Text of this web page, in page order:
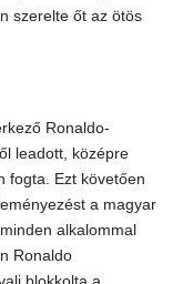
szerelte őt az ötös
Ronaldo-
leadott, középre
fogta. Ezt követően
a magyar
alkalommal
Ronaldo